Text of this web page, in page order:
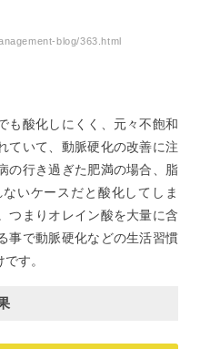
blog/363.html
も酸化しにくく、元々不飽和
ていて、動脈硬化の改善に注
の行き過ぎた肥満の場合、脂
いケースだと酸化してしま
つまりオレイン酸を大量に含
事で動脈硬化などの生活習慣
す。